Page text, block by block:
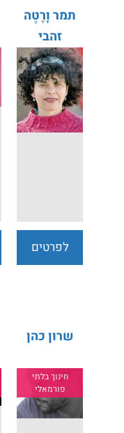
תמר וָרֶטֶה
זהבי
לפרטים
שרון כהן
חינוך בלתי
פורמאלי